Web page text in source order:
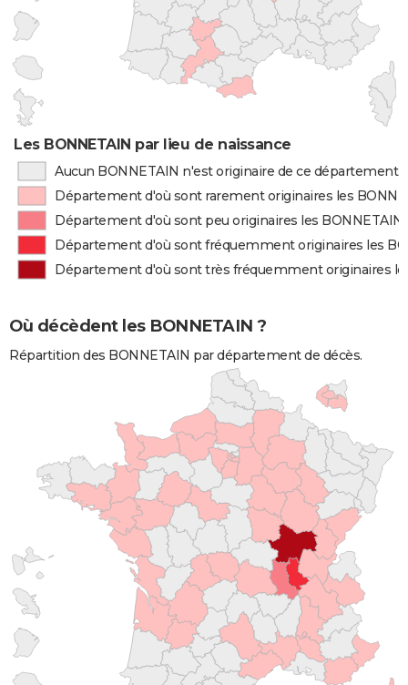
Les BONNETAIN par lieu de naissance
Aucun BONNETAIN n'est originaire de ce département
Département d'où sont rarement originaires les
Département d'où sont peu originaires les BONNETAIN
Département d'où sont fréquemment originaires les
Département d'où sont très fréquemment originaires
Où décèdent les BONNETAIN ?
Répartition des BONNETAIN par département de décès.